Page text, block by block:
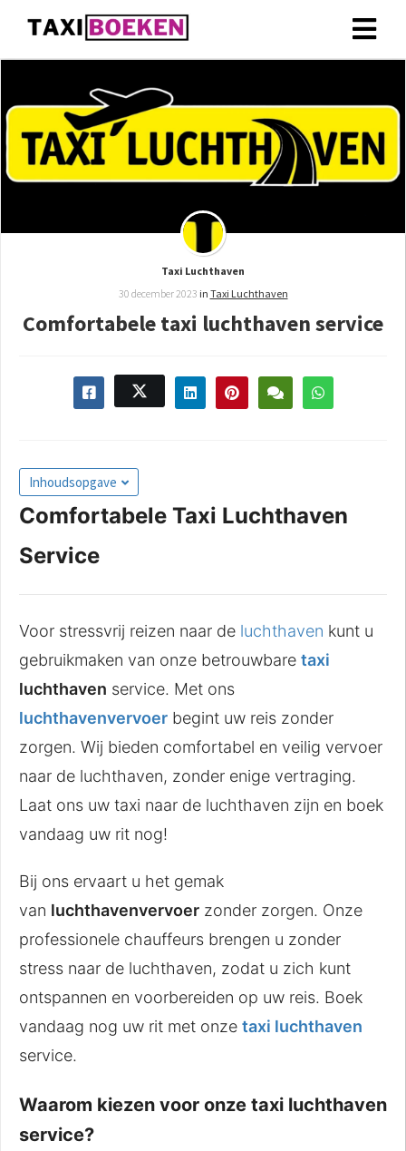
Taxi Luchthaven
30 december 2023 in Taxi Luchthaven
Comfortabele taxi luchthaven service
Inhoudsopgave
Comfortabele Taxi Luchthaven
Service
Voor stressvrij reizen naar de luchthaven kunt u
gebruikmaken van onze betrouwbare taxi
luchthaven service. Met ons
luchthavenvervoer begint uw reis zonder
zorgen. Wij bieden comfortabel en veilig vervoer
naar de luchthaven, zonder enige vertraging.
Laat ons uw taxi naar de luchthaven zijn en boek
vandaag uw rit nog!
Bij ons ervaart u het gemak
van luchthavenvervoer zonder zorgen. Onze
professionele chauffeurs brengen u zonder
stress naar de luchthaven, zodat u zich kunt
ontspannen en voorbereiden op uw reis. Boek
vandaag nog uw rit met onze taxi luchthaven
service.
Waarom kiezen voor onze taxi luchthaven
service?